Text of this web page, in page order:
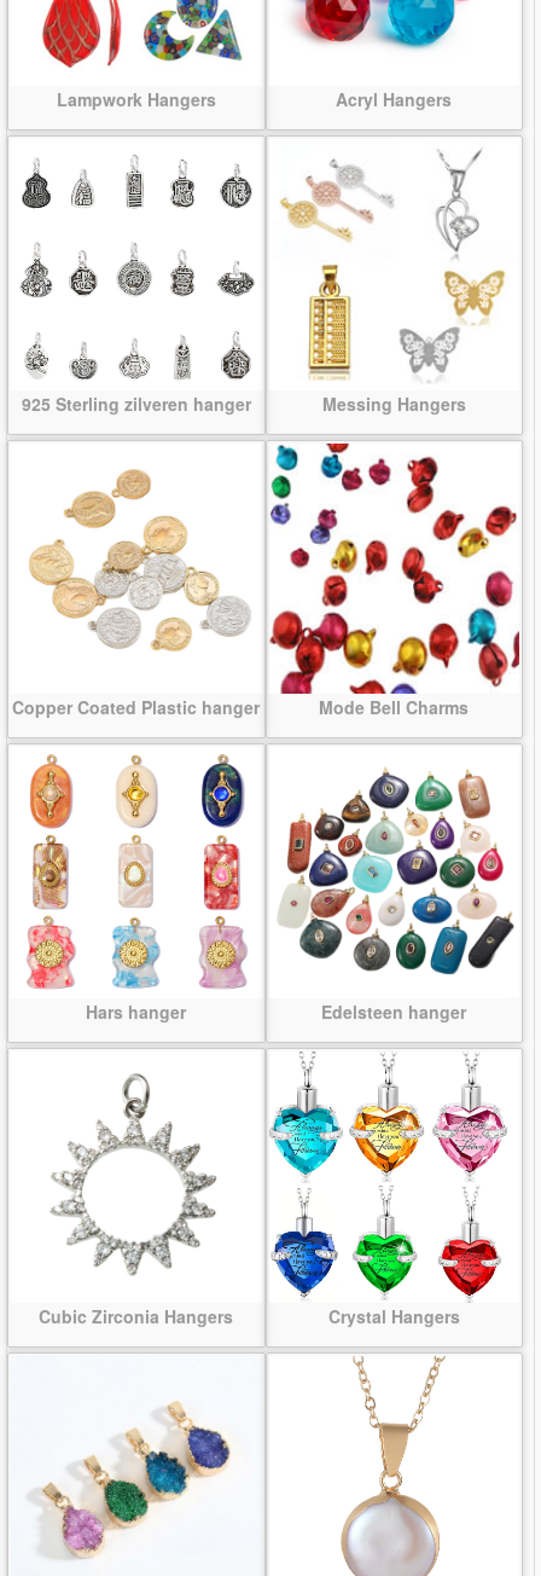
Lampwork Hangers Acryl Hangers
925 Sterling zilveren hanger Messing Hangers
Copper Coated Plastic hanger Mode Bell Charms
Hars hanger Edelsteen hanger
Cubic Zirconia Hangers Crystal Hangers